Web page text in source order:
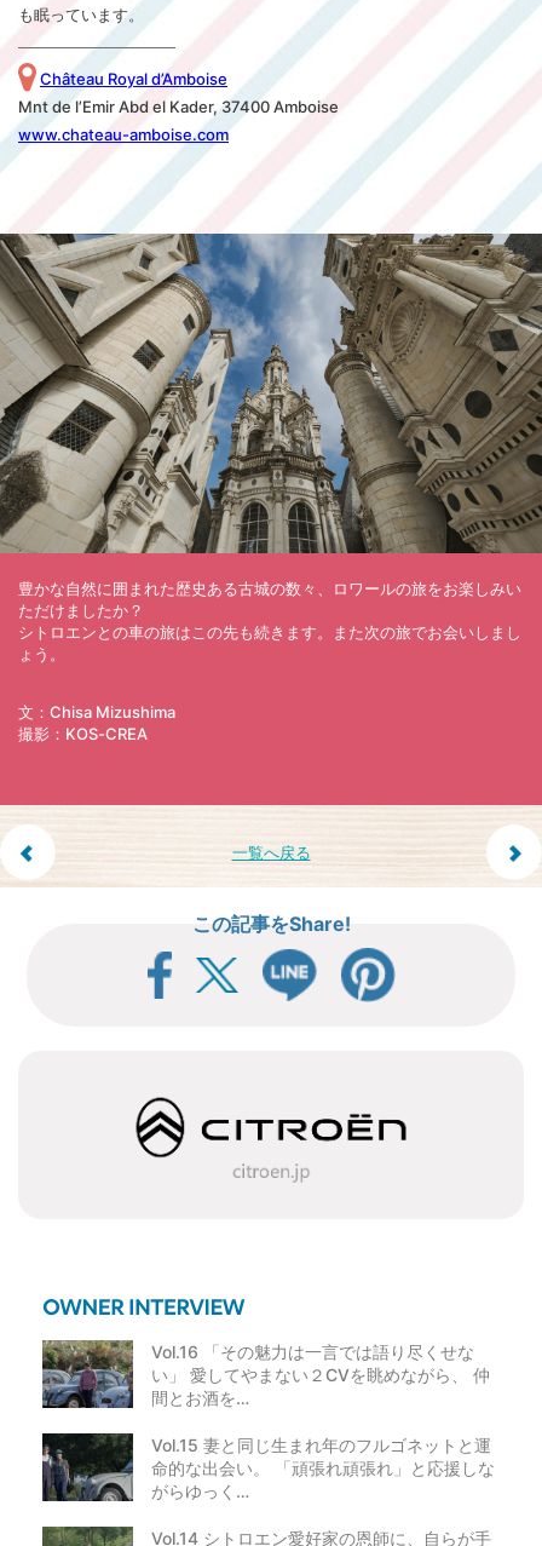
も眠っています。
Château Royal d’Amboise
Mnt de l’Emir Abd el Kader, 37400 Amboise
www.chateau-amboise.com
豊かな自然に囲まれた歴史ある古城の数々、ロワールの旅をお楽しみい
ただけましたか？
シトロエンとの車の旅はこの先も続きます。また次の旅でお会いしまし
ょう。
文：Chisa Mizushima
撮影：KOS-CREA
投
一覧へ戻る
この記事をShare!
Vol.16 「その魅力は一言では語り尽くせな
い」 愛してやまない２CVを眺めながら、 仲
間とお酒を…
Vol.15 妻と同じ生まれ年のフルゴネットと運
命的な出会い。 「頑張れ頑張れ」と応援しな
がらゆっく…
Vol.14 シトロエン愛好家の恩師に、自らが手